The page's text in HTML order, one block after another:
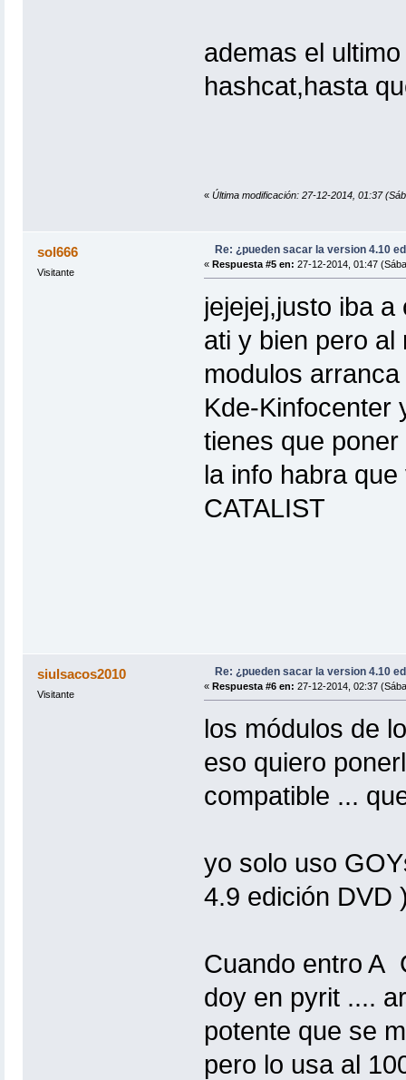
ademas el
hashcat,hasta
« Última modificación: 27-12-2014, 01:37
sol666
Visitante
Re: ¿pueden sacar la version 4.10
« Respuesta #5 en: 27-12-2014, 01:47
jejejej,justo iba
ati y bien pero al
modulos
Kde-Kinfocenter
tienes que
la info habra
CATALIST
siulsacos2010
Visitante
Re: ¿pueden sacar la version 4.10
« Respuesta #6 en: 27-12-2014, 02:37
los módulos de
eso quiero
compatible ...
yo solo uso
4.9 edición DVD
Cuando entro A
doy en pyrit ....
potente que se
pero lo usa al